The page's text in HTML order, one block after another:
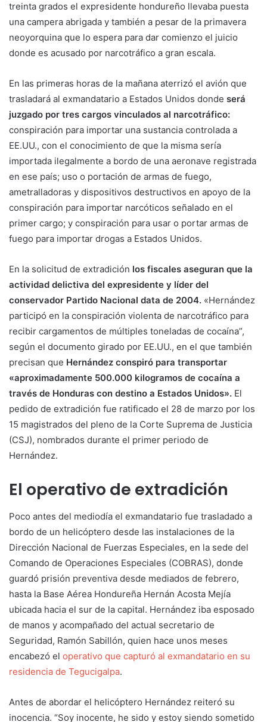
treinta grados el expresidente hondureño llevaba puesta
una campera abrigada y también a pesar de la primavera
neoyorquina que lo espera para dar comienzo el juicio
donde es acusado por narcotráfico a gran escala.
En las primeras horas de la mañana aterrizó el avión que
trasladará al exmandatario a Estados Unidos donde será
juzgado por tres cargos vinculados al narcotráfico:
conspiración para importar una sustancia controlada a
EE.UU., con el conocimiento de que la misma sería
importada ilegalmente a bordo de una aeronave registrada
en ese país; uso o portación de armas de fuego,
ametralladoras y dispositivos destructivos en apoyo de la
conspiración para importar narcóticos señalado en el
primer cargo; y conspiración para usar o portar armas de
fuego para importar drogas a Estados Unidos.
En la solicitud de extradición los fiscales aseguran que la
actividad delictiva del expresidente y líder del
conservador Partido Nacional data de 2004. «Hernández
participó en la conspiración violenta de narcotráfico para
recibir cargamentos de múltiples toneladas de cocaína”,
según el documento girado por EE.UU., en el que también
precisan que Hernández conspiró para transportar
«aproximadamente 500.000 kilogramos de cocaína a
través de Honduras con destino a Estados Unidos». El
pedido de extradición fue ratificado el 28 de marzo por los
15 magistrados del pleno de la Corte Suprema de Justicia
(CSJ), nombrados durante el primer periodo de
Hernández.
El operativo de extradición
Poco antes del mediodía el exmandatario fue trasladado a
bordo de un helicóptero desde las instalaciones de la
Dirección Nacional de Fuerzas Especiales, en la sede del
Comando de Operaciones Especiales (COBRAS), donde
guardó prisión preventiva desde mediados de febrero,
hasta la Base Aérea Hondureña Hernán Acosta Mejía
ubicada hacia el sur de la capital. Hernández iba esposado
de manos y acompañado del actual secretario de
Seguridad, Ramón Sabillón, quien hace unos meses
encabezó el operativo que capturó al exmandatario en su
residencia de Tegucigalpa.
Antes de abordar el helicóptero Hernández reiteró su
inocencia. “Soy inocente, he sido y estoy siendo sometido